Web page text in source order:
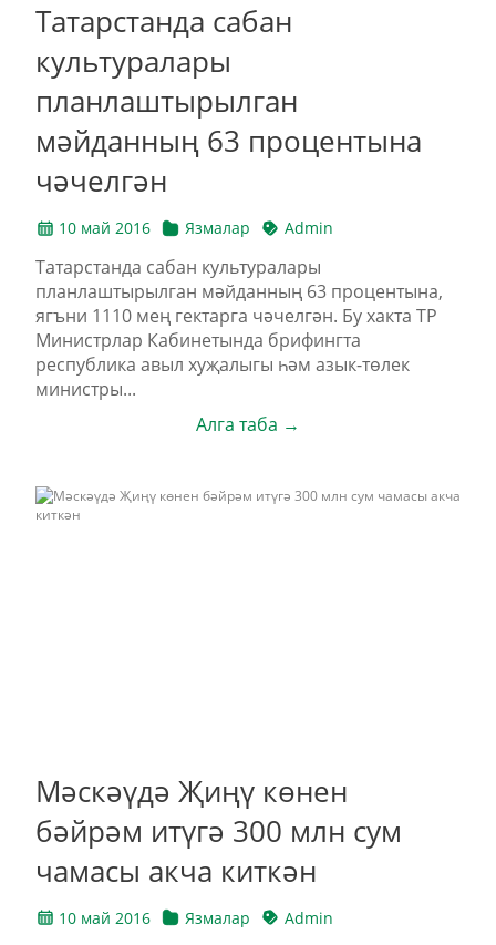
Татарстанда сабан
культуралары
планлаштырылган
мәйданның 63 процентына
чәчелгән
10 май 2016 Язмалар Admin
Татарстанда сабан культуралары
планлаштырылган мәйданның 63 процентына,
ягъни 1110 мең гектарга чәчелгән. Бу хакта ТР
Министрлар Кабинетында брифингта
республика авыл хуҗалыгы һәм азык-төлек
министры...
Алга таба →
Мәскәүдә Җиңү көнен
бәйрәм итүгә 300 млн сум
чамасы акча киткән
10 май 2016 Язмалар Admin